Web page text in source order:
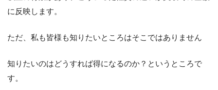
に反映します。
ただ、私も皆様も知りたいところはそこではありません
知りたいのはどうすれば得になるのか？というところで
す。